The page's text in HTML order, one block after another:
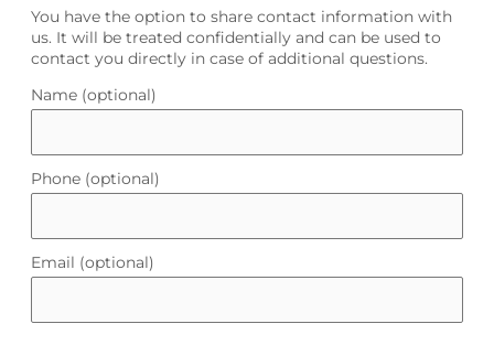
You have the option to share contact information with
us. It will be treated confidentially and can be used to
contact you directly in case of additional questions.
Name (optional)
Phone (optional)
Email (optional)